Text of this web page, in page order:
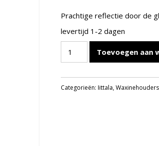
Prachtige reflectie door de
levertijd 1-2 dagen
KASTEHELMI
WATERGROEN
64MM
Toevoegen aan
Categorieën:Iittala,Waxinehouders